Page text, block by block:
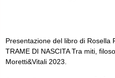
Presentazione del libro di Rosella
TRAME DI NASCITA Tra miti,
Moretti&Vitali 2023.